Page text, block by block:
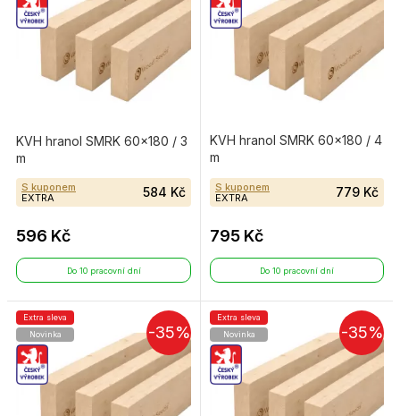
KVH hranol SMRK 60×180 / 3
m
S kuponem
EXTRA
584 Kč
596 Kč
Do 10 pracovní dní
KVH hranol SMRK 60×180 / 4
m
S kuponem
EXTRA
779 Kč
795 Kč
Do 10 pracovní dní
-35%
Extra sleva
Novinka
-35%
Extra sleva
Novinka